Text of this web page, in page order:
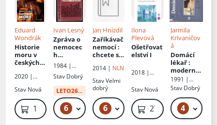
Eduard
Wondrák
Historie
moru v
českých
moru,
morových
ranách a
boji proti
nim, o
zoufalství
2020 |
Stav Nová
189 Kč
Ivan Lesný
Zpráva o
nemocec
h
mocných
:
významn
é
historické
postavy
očima
neurolog
1984 |
Horizont
Stav Dobrý
LETO26od: 10 Kč
6 49 Kč – 59 Kč
Jan Hnízdil
Zaříkávač
nemocí:
chcete se
nebo
uzdravit?
2014 | NLN
StavVelmi
dobrý
6 49 Kč – 59 Kč
Ilona
Plevová
Ošetřovat
elství I
2018 |
Česká
asociace
sester ČAS
Stav Nová
279 Kč
Jarmila
Krivaničov
á
Domácí
lékař:
moderní
zdravověd
ný rádce
1991 |
Avicenum
Stav Dobrý
4